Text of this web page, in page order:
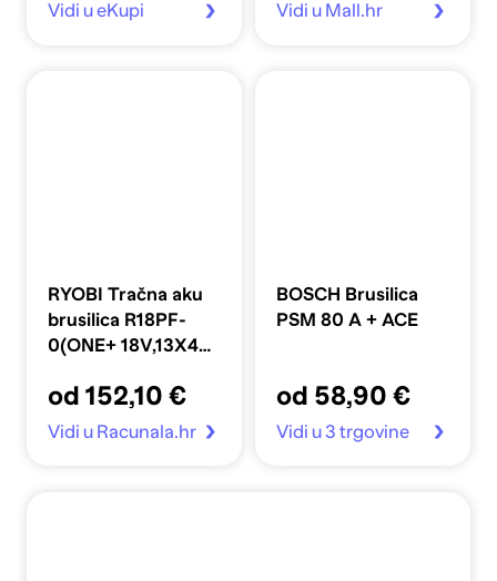
Vidi u eKupi Vidi u Mall.hr
RYOBI Tračna aku
brusilica R18PF-
0(ONE+ 18V,13X451
od 152,10 €
Vidi u Racunala.hr
BOSCH Brusilica
PSM 80 A + ACE
od 58,90 €
Vidi u 3 trgovine